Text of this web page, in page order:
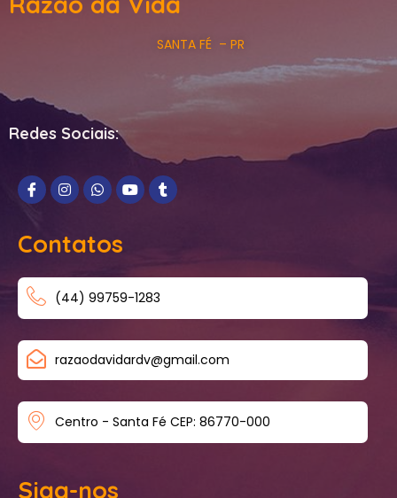
SANTA FÉ – PR
Redes Sociais:
Contatos
(44) 99759-1283
razaodavidardv@gmail.com
Centro - Santa Fé CEP: 86770-000
Siga-nos